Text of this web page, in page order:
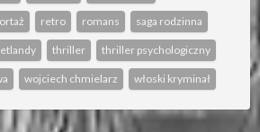
retro romans saga rodzinna
thriller thriller psychologiczny
wojciech chmielarz włoski kryminał